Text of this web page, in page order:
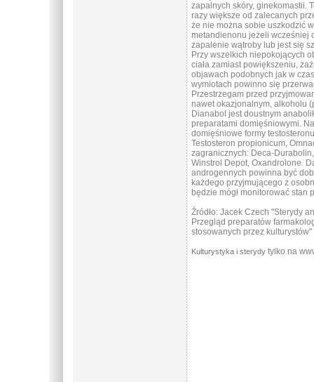
zapalnych skóry, ginekomastii.
razy większe od zalecanych
że nie można sobie uszkodzić
metandienonu jeżeli wcześniej
zapalenie wątroby lub jest się
Przy wszelkich niepokojących
ciała zamiast powiększeniu,
objawach podobnych jak w
wymiotach powinno się
Przestrzegam przed
nawet okazjonalnym, alkoholu
Dianabol jest doustnym
preparatami domięśniowymi.
domięśniowe formy
Testosteron propionicum,
zagranicznych: Deca-
Winstrol Depot, Oxandrolone.
androgennych powinna być
każdego przyjmującego z
będzie mógł monitorować stan
Źródło: Jacek Czech "Sterydy
Przegląd preparatów
stosowanych przez kulturystów"
Kulturystyka i sterydy tylko na